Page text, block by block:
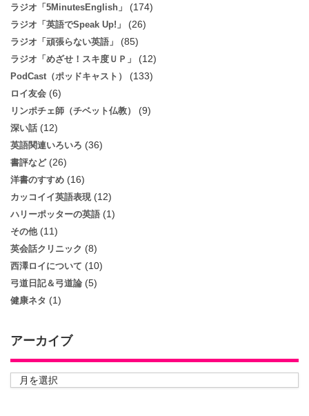
ラジオ「5MinutesEnglish」 (174)
ラジオ「英語でSpeak Up!」 (26)
ラジオ「頑張らない英語」 (85)
ラジオ「めざせ！スキ度ＵＰ」 (12)
PodCast（ポッドキャスト） (133)
ロイ友会 (6)
リンポチェ師（チベット仏教） (9)
深い話 (12)
英語関連いろいろ (36)
書評など(26)
洋書のすすめ (16)
カッコイイ英語表現 (12)
ハリーポッターの英語 (1)
その他(11)
英会話クリニック (8)
西澤ロイについて (10)
弓道日記＆弓道論 (5)
健康ネタ (1)
アーカイブ